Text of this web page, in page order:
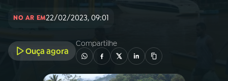
PROGRAMAÇÃO
PROGRAMAS
NO AR EM22/02/2023, 09:01
Ouça agora
Compartilhe